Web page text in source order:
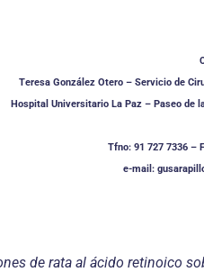
Teresa González Otero – Servicio de
Hospital Universitario La Paz – Paseo de
Tfno: 91 727 7336 –
e-mail:
de rata al ácido retinoico